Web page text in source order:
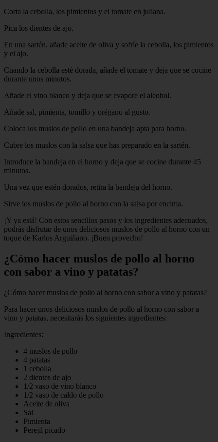
Corta la cebolla, los pimientos y el tomate en juliana.
Pica los dientes de ajo.
En una sartén, añade aceite de oliva y sofríe la cebolla, los pimientos
y el ajo.
Cuando la cebolla esté dorada, añade el tomate y deja que se cocine
durante unos minutos.
Añade el vino blanco y deja que se evapore el alcohol.
Añade sal, pimienta, tomillo y orégano al gusto.
Coloca los muslos de pollo en una bandeja apta para horno.
Cubre los muslos con la salsa que has preparado en la sartén.
Introduce la bandeja en el horno y deja que se cocine durante 45
minutos.
Una vez que estén dorados, retira la bandeja del horno.
Sirve los muslos de pollo al horno con la salsa por encima.
¡Y ya está! Con estos sencillos pasos y los ingredientes adecuados,
podrás disfrutar de unos deliciosos muslos de pollo al horno con un
toque de Karlos Arguiñano. ¡Buen provecho!
¿Cómo hacer muslos de pollo al horno
con sabor a vino y patatas?
¿Cómo hacer muslos de pollo al horno con sabor a vino y patatas?
Para hacer unos deliciosos muslos de pollo al horno con sabor a
vino y patatas, necesitarás los siguientes ingredientes:
Ingredientes:
4 muslos de pollo
4 patatas
1 cebolla
2 dientes de ajo
1/2 vaso de vino blanco
1/2 vaso de caldo de pollo
Aceite de oliva
Sal
Pimienta
Perejil picado